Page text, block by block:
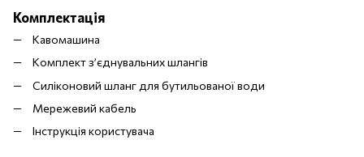
Комплектація
Кавомашина
Комплект з’єднувальних шлангів
Силіконовий шланг для бутильованої води
Мережевий кабель
Інструкція користувача